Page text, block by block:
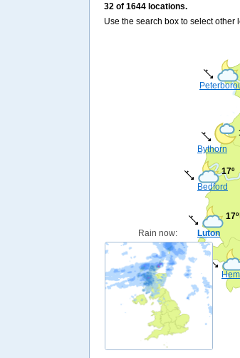
32 of 1644 locations.
Use the search box to select other
Luton
17º
Bedford
17º
Bythorn
Rain now: